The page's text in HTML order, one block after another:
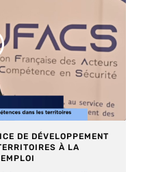
les cookies
ce contenu
DE DÉVELOPPEMENT
À LA